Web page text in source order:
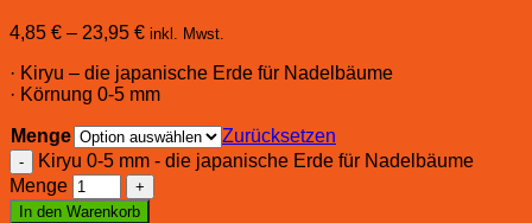
4,85 € – 23,95 € inkl. Mwst.
· Kiryu – die japanische Erde für Nadelbäume
· Körnung 0-5 mm
Menge
Zurücksetzen
Kiryu 0-5 mm - die japanische Erde für Nadelbäume
Menge
In den Warenkorb